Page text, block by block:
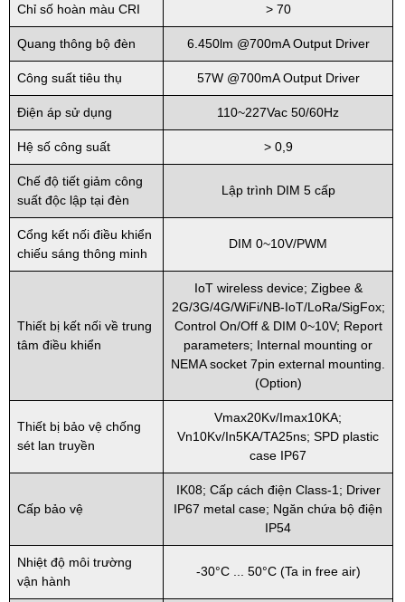
Chỉ số hoàn màu CRI > 70
Quang thông bộ đèn 6.450lm @700mA Output Driver
Công suất tiêu thụ 57W @700mA Output Driver
Điện áp sử dụng 110~227Vac 50/60Hz
Hệ số công suất > 0,9
Chế độ tiết giảm công
suất độc lập tại đèn
Lập trình DIM 5 cấp
Cổng kết nối điều khiển
chiếu sáng thông minh
DIM 0~10V/PWM
Thiết bị kết nối về trung
tâm điều khiển
IoT wireless device; Zigbee &
2G/3G/4G/WiFi/NB-IoT/LoRa/SigFox;
Control On/Off & DIM 0~10V; Report
parameters; Internal mounting or
NEMA socket 7pin external mounting.
(Option)
Thiết bị bảo vệ chống
sét lan truyền
Vmax20Kv/Imax10KA;
Vn10Kv/In5KA/TA25ns; SPD plastic
case IP67
Cấp bảo vệ
IK08; Cấp cách điện Class-1; Driver
IP67 metal case; Ngăn chứa bộ điện
IP54
Nhiệt độ môi trường
vận hành
-30°C ... 50°C (Ta in free air)